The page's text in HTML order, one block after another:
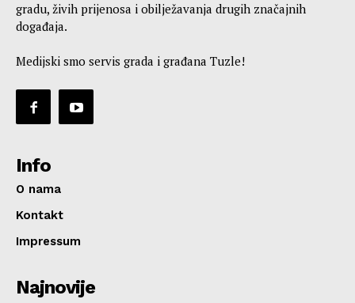
gradu, živih prijenosa i obilježavanja drugih značajnih
događaja.
Medijski smo servis grada i građana Tuzle!
Info
O nama
Kontakt
Impressum
Najnovije